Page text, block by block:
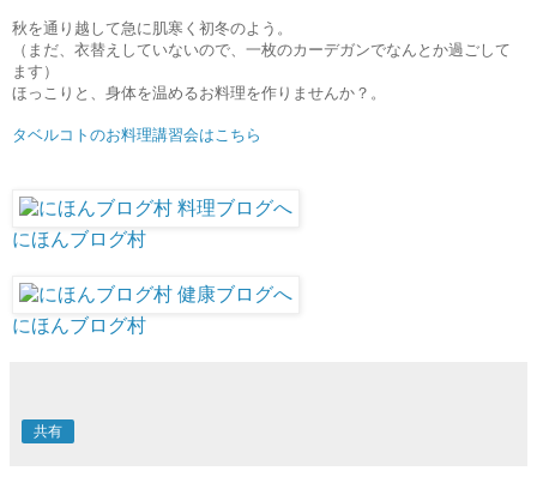
秋を通り越して急に肌寒く初冬のよう。
（まだ、衣替えしていないので、一枚のカーデガンでなんとか過ごして
ます）
ほっこりと、身体を温めるお料理を作りませんか？。
タベルコトのお料理講習会はこちら
にほんブログ村
にほんブログ村
共有